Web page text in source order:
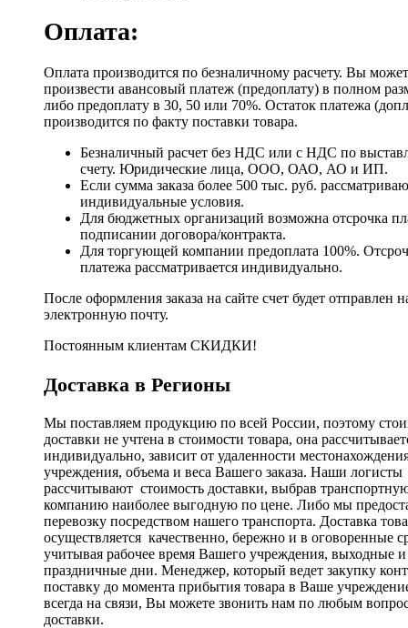
Оплата:
Оплата производится по безналичному расчету. Вы
произвести авансовый платеж (предоплату) в полном
либо предоплату в 30, 50 или 70%. Остаток платежа
производится по факту поставки товара.
Безналичный расчет без НДС или с НДС по
счету. Юридические лица, ООО, ОАО, АО и ИП.
Если сумма заказа более 500 тыс. руб.
индивидуальные условия.
Для бюджетных организаций возможна отсрочка
подписании договора/контракта.
Для торгующей компании предоплата 100%.
платежа рассматривается индивидуально.
После оформления заказа на сайте счет будет отправлен
электронную почту.
Постоянным клиентам СКИДКИ!
Доставка в Регионы
Мы поставляем продукцию по всей России, поэтому
доставки не учтена в стоимости товара, она
индивидуально, зависит от удаленности
учреждения, объема и веса Вашего заказа. Наши логисты
рассчитывают стоимость доставки, выбрав
компанию наиболее выгодную по цене. Либо мы
перевозку посредством нашего транспорта. Доставка
осуществляется качественно, бережно и в оговоренные
учитывая рабочее время Вашего учреждения, выходные и
праздничные дни. Менеджер, который ведет закупку
поставку до момента прибытия товара в Ваше
всегда на связи, Вы можете звонить нам по любым
доставки.